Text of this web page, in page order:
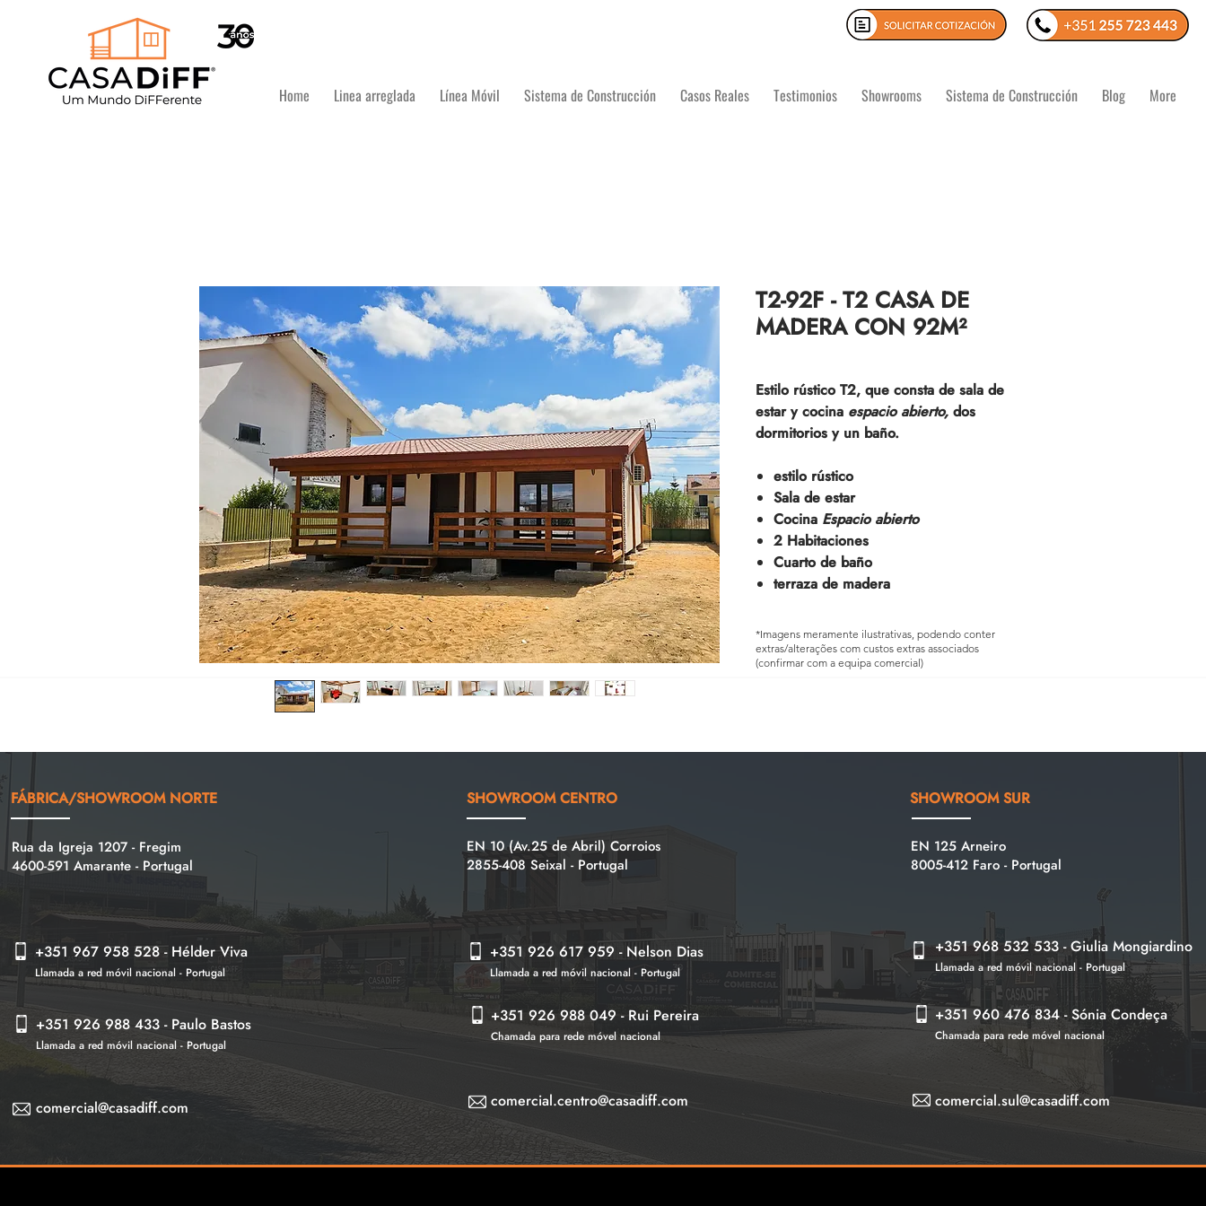
Home Linea arreglada Línea Móvil Sistema de Construcción Casos Reales Testimonios Showrooms Sistema de Construcción Blog More
T2-92F - T2 CASA DE
MADERA CON 92M²
Estilo rústico T2, que consta de sala de
estar y cocina espacio abierto, dos
dormitorios y un baño.
estilo rústico
Sala de estar
Cocina Espacio abierto
2 Habitaciones
Cuarto de baño
terraza de madera
*Imagens meramente ilustrativas, podendo conter
extras/alterações com custos extras associados
(confirmar com a equipa comercial)
FÁBRICA/SHOWROOM NORTE
Rua da Igreja 1207 - Fregim
4600-591 Amarante - Portugal
+351 967 958 528 - Hélder Viva
Llamada a red móvil nacional - Portugal
+351 926 988 433 - Paulo Bastos
Llamada a red móvil nacional - Portugal
comercial@casadiff.com
SHOWROOM CENTRO
EN 10 (Av.25 de Abril) Corroios
2855-408 Seixal - Portugal
+351 926 617 959 - Nelson Dias
Llamada a red móvil nacional - Portugal
+351 926 988 049 - Rui Pereira
Chamada para rede móvel nacional
comercial.centro@casadiff.com
SHOWROOM SUR
EN 125 Arneiro
8005-412 Faro - Portugal
+351 968 532 533 - Giulia Mongiardino
Llamada a red móvil nacional - Portugal
+351 960 476 834 - Sónia Condeça
Chamada para rede móvel nacional
comercial.sul@casadiff.com